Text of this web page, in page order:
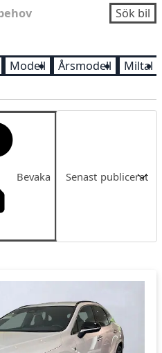
Sök bil
Modell Årsmodell Miltal
Bevaka Senast publicerat
Pris
Pris fallande